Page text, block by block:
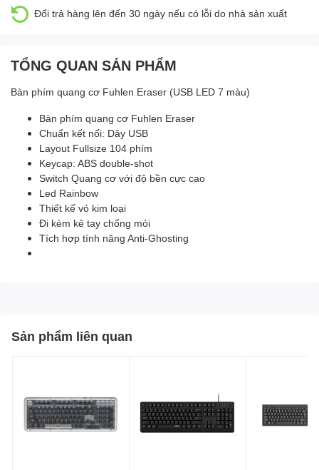
Đổi trả hàng lên đến 30 ngày nếu có lỗi do nhà sản xuất
TỔNG QUAN SẢN PHẨM
Bàn phím quang cơ Fuhlen Eraser (USB LED 7 màu)
Bàn phím quang cơ Fuhlen Eraser
Chuẩn kết nối: Dây USB
Layout Fullsize 104 phím
Keycap: ABS double-shot
Switch Quang cơ với độ bền cực cao
Led Rainbow
Thiết kế vỏ kim loại
Đi kèm kê tay chống mỏi
Tích hợp tính năng Anti-Ghosting
Sản phẩm liên quan